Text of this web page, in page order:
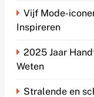
Vijf Mode-
Inspireren
2025 Jaar
Weten
Stralende en